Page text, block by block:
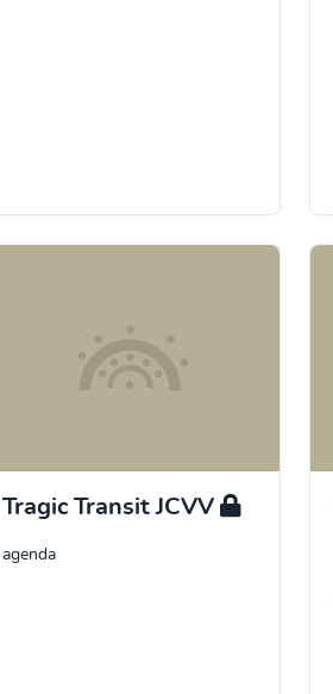
Tragic Transit JCVV
agenda